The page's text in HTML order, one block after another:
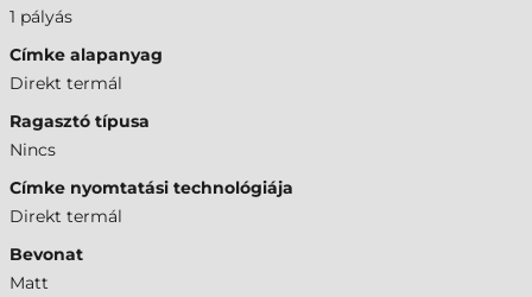
1 pályás
Címke alapanyag
Direkt termál
Ragasztó típusa
Nincs
Címke nyomtatási technológiája
Direkt termál
Bevonat
Matt